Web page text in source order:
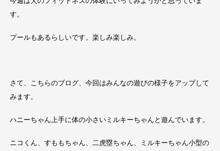
す。
プールもあるらしいです。楽しみ楽しみ。
さて、こちらのブログ、今回はみんなの遊びの様子をアップして
みます。
ハニーちゃん上手に体の小さいミルキーちゃんと遊んでいます。
ニコくん、すももちゃん、二虎塁ちゃん、ミルキーちゃん小型の